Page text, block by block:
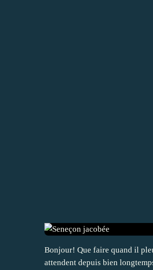
Bonjour! Que faire quand il
attendent depuis bien